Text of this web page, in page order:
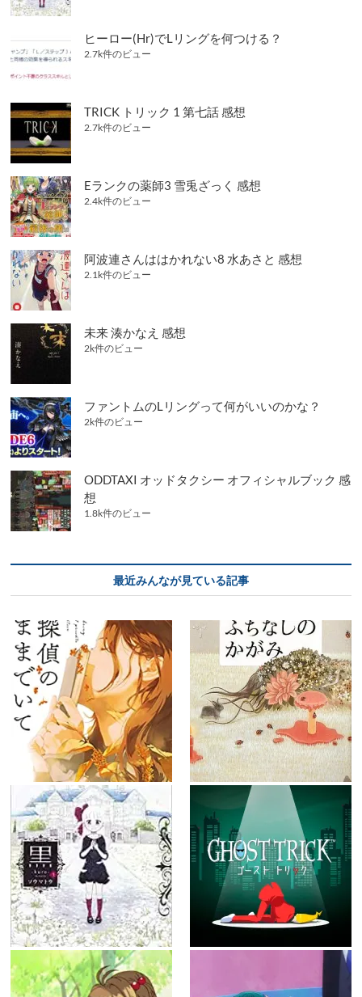
ヒーロー(Hr)でLリングを何つける？
2.7k件のビュー
TRICK トリック 1 第七話 感想
2.7k件のビュー
Eランクの薬師3 雪兎ざっく 感想
2.4k件のビュー
阿波連さんははかれない8 水あさと 感想
2.1k件のビュー
未来 湊かなえ 感想
2k件のビュー
ファントムのLリングって何がいいのかな？
2k件のビュー
ODDTAXI オッドタクシー オフィシャルブック 感
想
1.8k件のビュー
最近みんなが見ている記事